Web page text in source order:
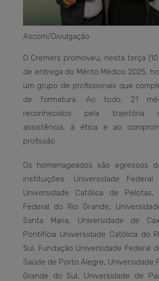
Ascom/Divulgação
O Cremers promoveu, nesta terça
de entrega do Mérito Médico 2025,
um grupo de profissionais que
de formatura. Ao todo, 21
reconhecidos pela trajetória
assistência, à ética e ao
profissão.
Os homenageados são egressos
instituições: Universidade
Universidade Católica de Pelotas,
Federal do Rio Grande,
Santa Maria, Universidade de
Pontifícia Universidade Católica do
Sul, Fundação Universidade Federal
Saúde de Porto Alegre, Universidade
Grande do Sul, Universidade de